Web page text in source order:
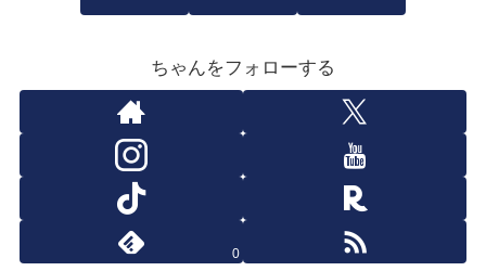
ちゃんをフォローする
0